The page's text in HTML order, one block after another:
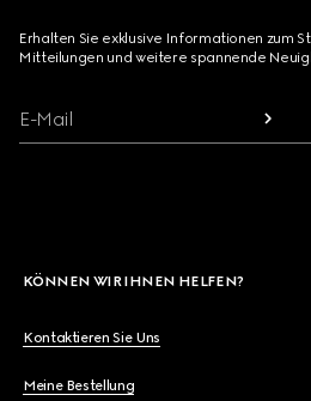
Erhalten Sie exklusive Informationen zum
Mitteilungen und weitere spannende
E-Mail
KÖNNEN WIR IHNEN HELFEN?
Kontaktieren Sie Uns
Meine Bestellung